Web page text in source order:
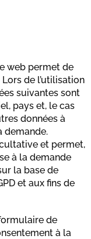
web permet de
de l’utilisation
suivantes sont
pays et, le cas
données à
demande.
et permet,
à la demande
la base de
et aux fins de
de
à la